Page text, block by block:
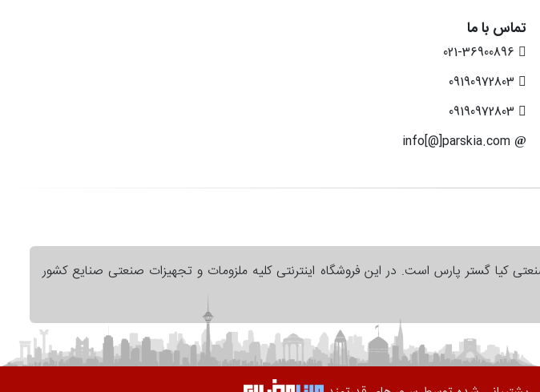
تماس با ما
کیا گستر پارس است. در این فروشگاه اینترنتی کلیه ملزومات و تجهیزات صنعتی صنایع کشور